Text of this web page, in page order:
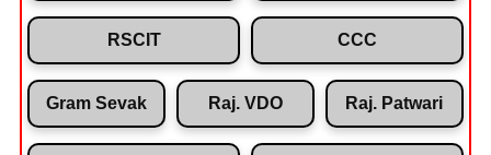
RSCIT CCC
Gram Sevak Raj. VDO Raj. Patwari